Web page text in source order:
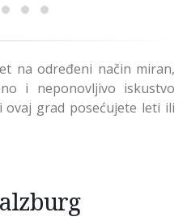
na određeni način miran,
i neponovljivo iskustvo
grad posećujete leti ili